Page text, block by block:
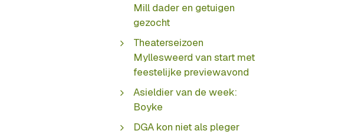
Mill dader en getuigen
gezocht
Theaterseizoen
Myllesweerd van start met
feestelijke previewavond
Asieldier van de week:
Boyke
DGA kon niet als pleger